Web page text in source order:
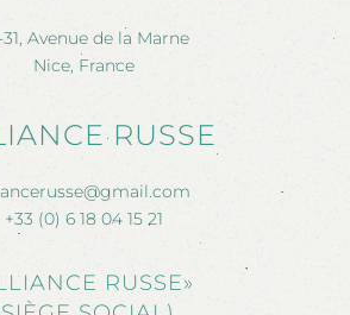
31, Avenue de la Marne
Nice, France
RUSSE
+33 (0) 6 18 04 15 21
RUSSE»